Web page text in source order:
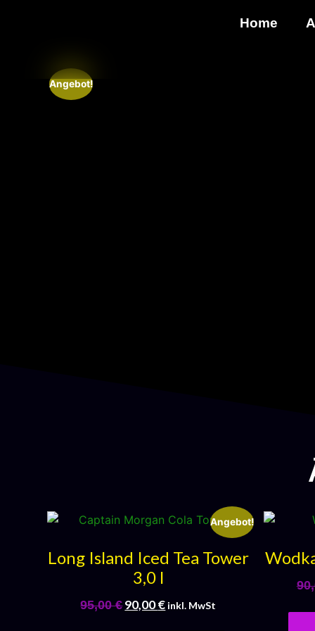
Home
Angebot!
Angebot!
Long Island Iced Tea Tower
3,0 l
95,00€90,00€ inkl. MwSt